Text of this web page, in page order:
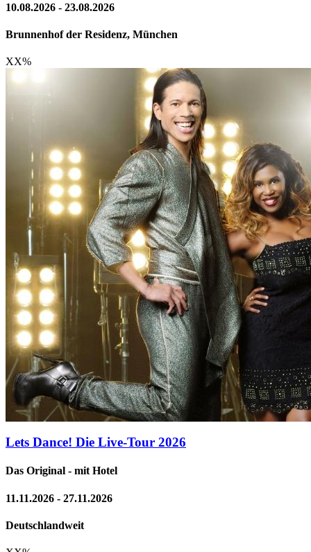
10.08.2026 - 23.08.2026
Brunnenhof der Residenz, München
XX%
Lets Dance! Die Live-Tour 2026
Das Original - mit Hotel
11.11.2026 - 27.11.2026
Deutschlandweit